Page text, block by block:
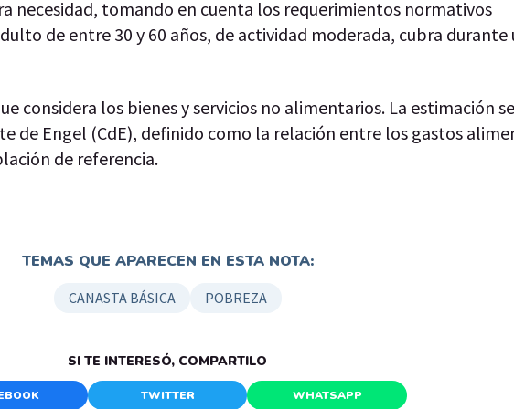
necesidad, tomando en cuenta los requerimientos normativos
de entre 30 y 60 años, de actividad moderada, cubra durante
considera los bienes y servicios no alimentarios. La estimación
de Engel (CdE), definido como la relación entre los gastos
de referencia.
TEMAS QUE APARECEN EN ESTA NOTA:
CANASTA BÁSICA POBREZA
SI TE INTERESÓ, COMPARTILO
TWITTER WHATSAPP